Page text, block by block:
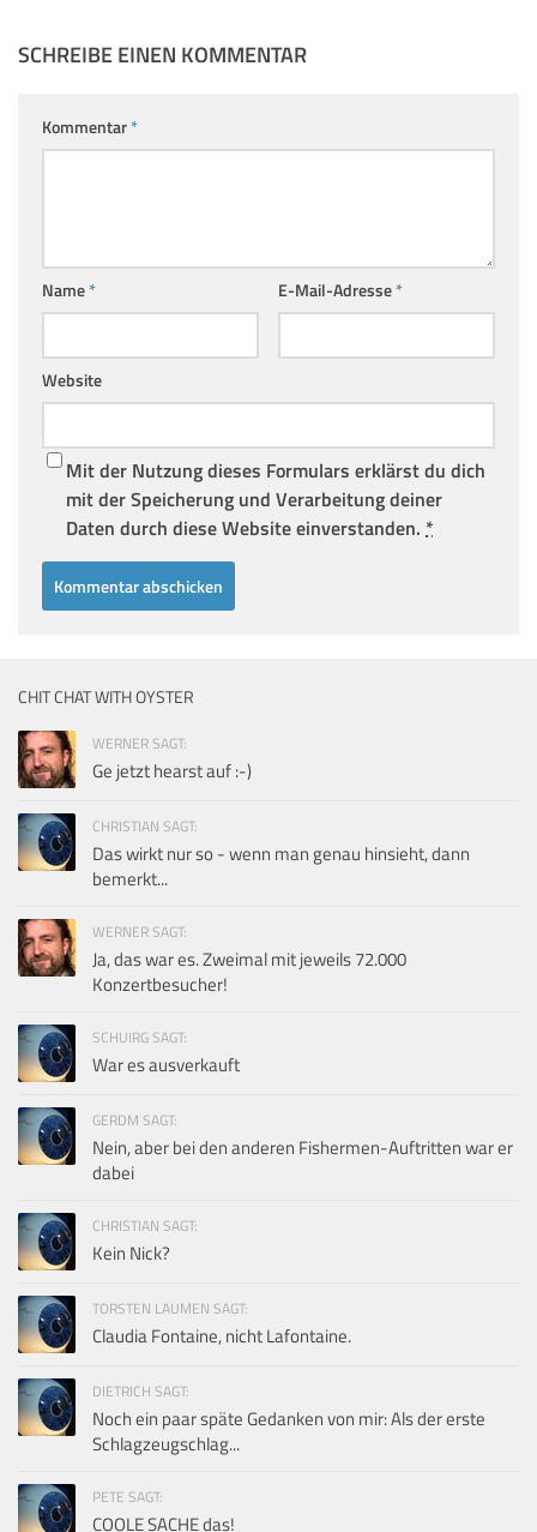
SCHREIBE EINEN KOMMENTAR
Kommentar*
Name* E-Mail-Adresse*
Website
Mit der Nutzung dieses Formulars erklärst du dich
mit der Speicherung und Verarbeitung deiner
Daten durch diese Website einverstanden. *
CHIT CHAT WITH OYSTER
WERNER SAGT:
Ge jetzt hearst auf :-)
CHRISTIAN SAGT:
Das wirkt nur so - wenn man genau hinsieht, dann
bemerkt...
WERNER SAGT:
Ja, das war es. Zweimal mit jeweils 72.000
Konzertbesucher!
SCHUIRG SAGT:
War es ausverkauft
GERDM SAGT:
Nein, aber bei den anderen Fishermen-Auftritten war er
dabei
CHRISTIAN SAGT:
Kein Nick?
TORSTEN LAUMEN SAGT:
Claudia Fontaine, nicht Lafontaine.
DIETRICH SAGT:
Noch ein paar späte Gedanken von mir: Als der erste
Schlagzeugschlag...
PETE SAGT:
COOLE SACHE das!